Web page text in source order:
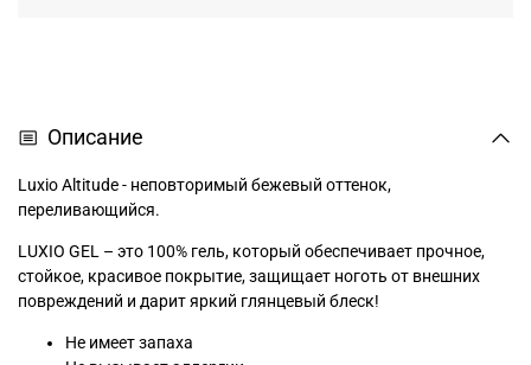
Описание
Luxio Altitude - неповторимый бежевый оттенок,
переливающийся.
LUXIO GEL – это 100% гель, который обеспечивает прочное,
стойкое, красивое покрытие, защищает ноготь от внешних
повреждений и дарит яркий глянцевый блеск!
Не имеет запаха